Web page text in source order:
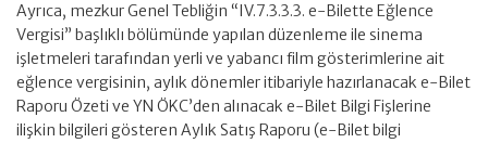
Ayrıca, mezkur Genel Tebliğin “IV.7.3.3.3. e-Bilette Eğlence
Vergisi” başlıklı bölümünde yapılan düzenleme ile sinema
işletmeleri tarafından yerli ve yabancı film gösterimlerine ait
eğlence vergisinin, aylık dönemler itibariyle hazırlanacak e-Bilet
Raporu Özeti ve YN ÖKC’den alınacak e-Bilet Bilgi Fişlerine
ilişkin bilgileri gösteren Aylık Satış Raporu (e-Bilet bilgi